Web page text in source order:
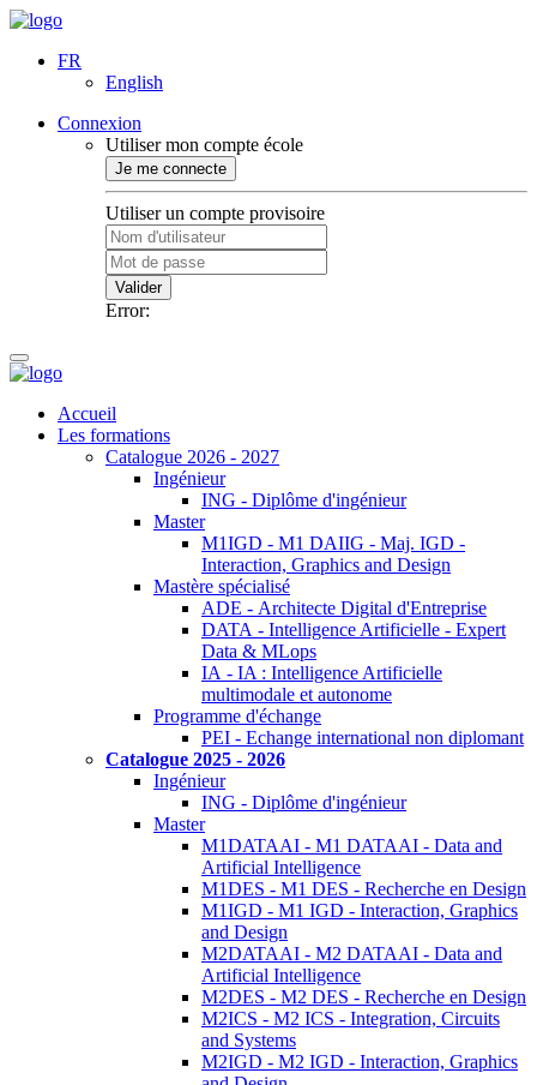
FR
English
Connexion
Utiliser mon compte école
Je me connecte
Utiliser un compte provisoire
Valider
Error:
Accueil
Les formations
Catalogue 2026 - 2027
Ingénieur
ING - Diplôme d'ingénieur
Master
M1IGD - M1 DAIIG - Maj. IGD -
Interaction, Graphics and Design
Mastère spécialisé
ADE - Architecte Digital d'Entreprise
DATA - Intelligence Artificielle - Expert
Data & MLops
IA - IA : Intelligence Artificielle
multimodale et autonome
Programme d'échange
PEI - Echange international non diplomant
Catalogue 2025 - 2026
Ingénieur
ING - Diplôme d'ingénieur
Master
M1DATAAI - M1 DATAAI - Data and
Artificial Intelligence
M1DES - M1 DES - Recherche en Design
M1IGD - M1 IGD - Interaction, Graphics
and Design
M2DATAAI - M2 DATAAI - Data and
Artificial Intelligence
M2DES - M2 DES - Recherche en Design
M2ICS - M2 ICS - Integration, Circuits
and Systems
M2IGD - M2 IGD - Interaction, Graphics